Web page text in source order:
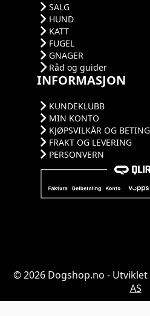
SALG
HUND
KATT
FUGEL
GNAGER
Råd og guider
INFORMASJON
KUNDEKLUBB
MIN KONTO
KJØPSVILKÅR OG
FRAKT OG LEVERING
PERSONVERN
© 2026 Dogshop.no -
AS